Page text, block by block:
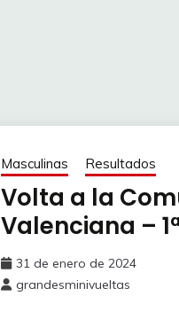
Masculinas Resultados
Volta a la
Valenciana –
31 de enero de 2024
grandesminivueltas